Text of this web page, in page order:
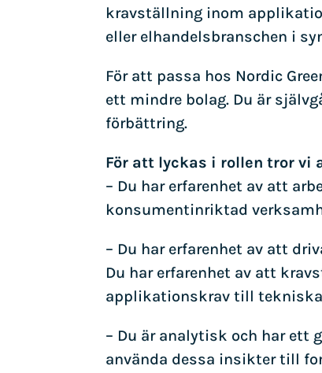
kravställning inom
eller elhandelsbranschen i
För att passa hos Nordic
ett mindre bolag. Du är
förbättring.
För att lyckas i rollen tror vi
– Du har erfarenhet av att
konsumentinriktad
– Du har erfarenhet av att
Du har erfarenhet av att
applikationskrav till tekniska
– Du är analytisk och har ett
använda dessa insikter till